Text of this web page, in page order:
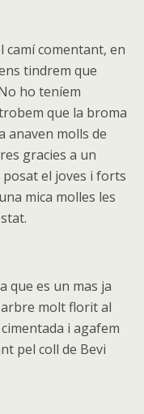
camí comentant, en
tindrem que
ho teníem
que la broma
anaven molls de
gracies a un
el joves i forts
mica molles les
que es un mas ja
molt florit al
i agafem
pel coll de Bevi